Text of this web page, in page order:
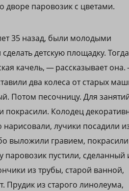
дворе паровозик с цветами.
35 назад, были молодыми
детскую площадку. Тогда
качель, — рассказывает
два колеса от старых
Потом песочницу. Для
покрасили. Колодец
лучики посадили
выложили гравием,
паровозик пустили, сделанный
из трубы, старой ванной,
Прудик из старого линолеума,